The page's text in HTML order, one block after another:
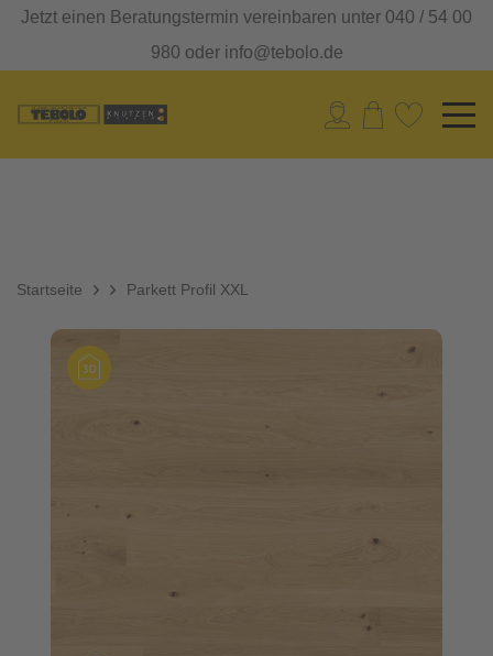
Jetzt einen Beratungstermin vereinbaren unter 040 / 54 00
980 oder info@tebolo.de
Startseite Parkett Profil XXL